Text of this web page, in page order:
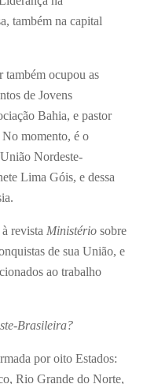
também na capital
também ocupou as
de Jovens
Bahia, e pastor
No momento, é o
Nordeste-
Lima Góis, e dessa
revista Ministério sobre
de sua União, e
ao trabalho
Brasileira?
por oito Estados:
Rio Grande do Norte,